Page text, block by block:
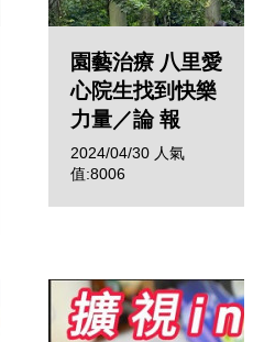
園藝治療 八里愛
心院生找到快樂
力量／論 報
2024/04/30 人氣
值:8006